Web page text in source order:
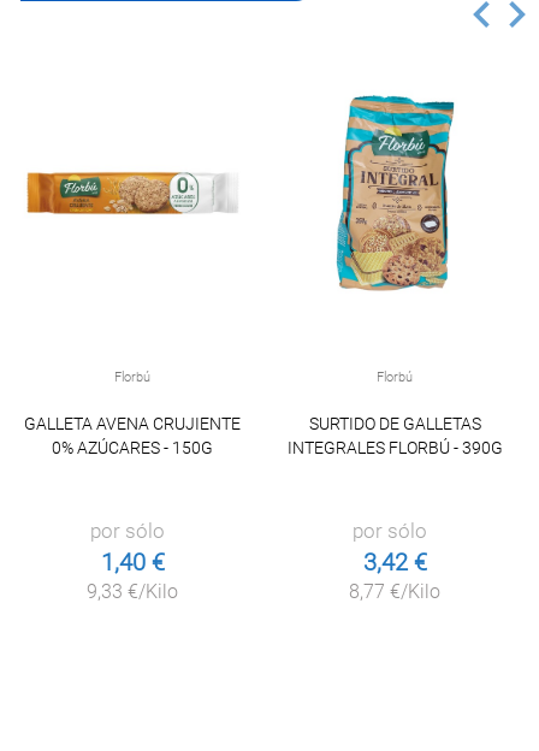
Florbú
GALLETA AVENA CRUJIENTE
0% AZÚCARES - 150G
por sólo
1,40 €
9,33 €/Kilo
Florbú
SURTIDO DE GALLETAS
INTEGRALES FLORBÚ - 390G
por sólo
3,42 €
8,77 €/Kilo